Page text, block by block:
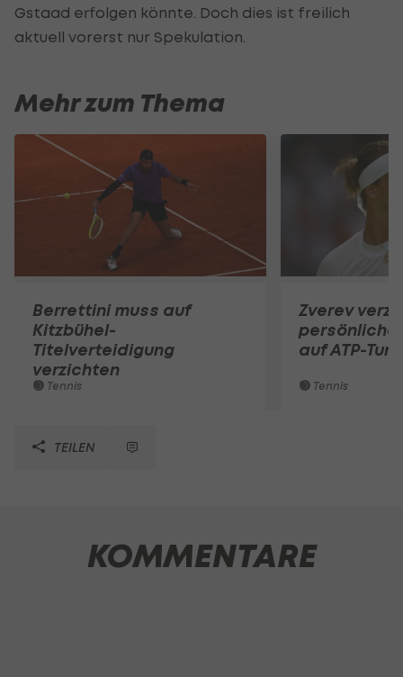
Gstaad erfolgen könnte. Doch dies ist freilich
aktuell vorerst nur Spekulation.
Mehr zum Thema
Berrettini muss auf
Kitzbühel-
Titelverteidigung
verzichten
Tennis
Zverev
auf ATP-
Tennis
TEILEN
KOMMENTARE